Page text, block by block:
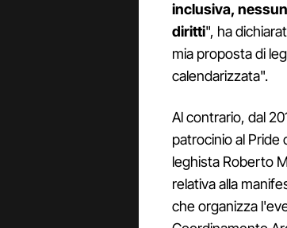
inclusiva,
diritti", ha
mia proposta di
calendarizzata".
Al contrario, dal
patrocinio al
leghista Roberto
relativa alla
che organizza